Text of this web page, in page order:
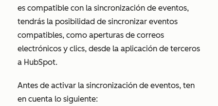
es compatible con la sincronización de eventos,
tendrás la posibilidad de sincronizar eventos
compatibles, como aperturas de correos
electrónicos y clics, desde la aplicación de terceros
a HubSpot.
Antes de activar la sincronización de eventos, ten
en cuenta lo siguiente: